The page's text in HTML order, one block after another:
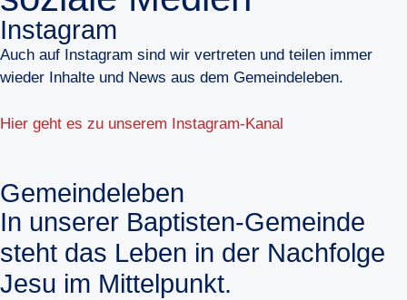
Instagram
Auch auf Instagram sind wir vertreten und teilen immer
wieder Inhalte und News aus dem Gemeindeleben.
Hier geht es zu unserem Instagram-Kanal
Gemeindeleben
In unserer Baptisten-Gemeinde
steht das Leben in der Nachfolge
Jesu im Mittelpunkt.